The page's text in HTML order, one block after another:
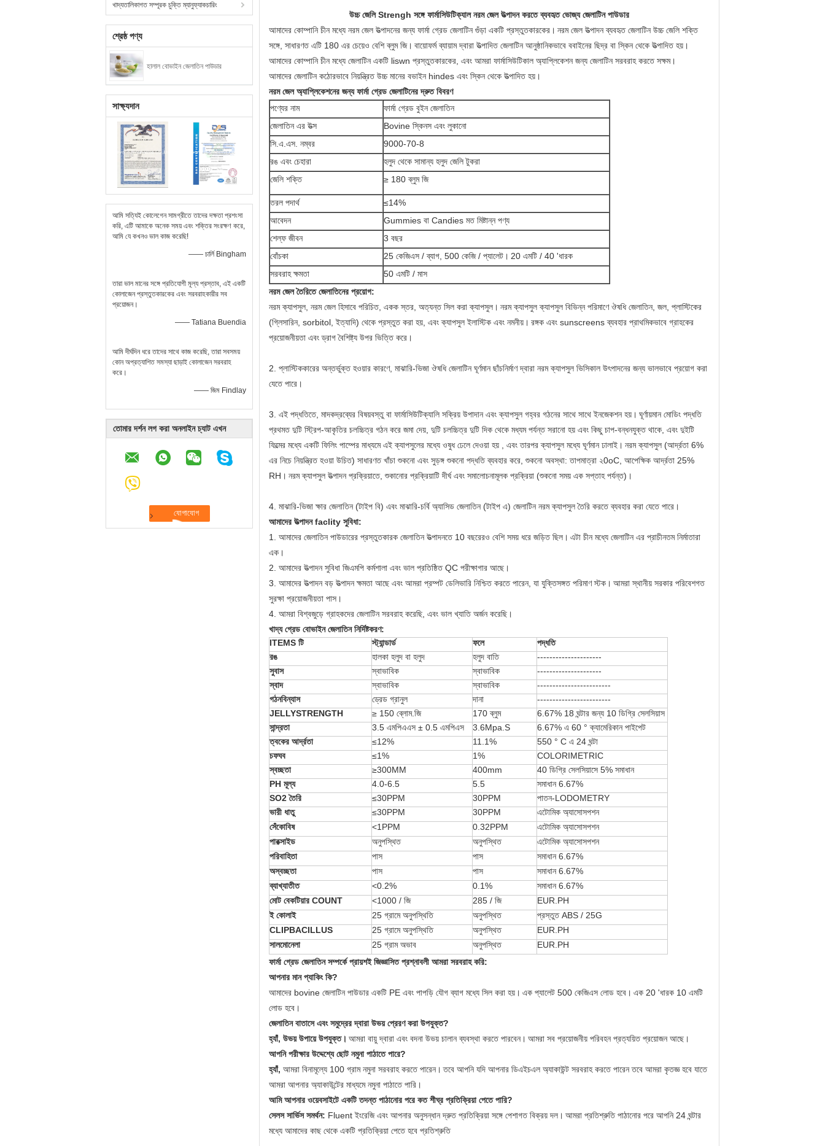
খাদ্যতালিকাগত সম্পূরক চুক্তি ম্যানুফ্যাকচারিং
শ্রেষ্ঠ পণ্য
হালাল বোভাইন জেলাতিন পাউডার
সাক্ষ্যদান
আমি সত্যিই কোলেগেন সামগ্রীতে তাদের দক্ষতা প্রশংসা
করি, এটি আমাকে অনেক সময় এবং শক্তির সংরক্ষণ করে,
আমি যে কখনও ভাল কাজ করেছি!
—— চার্লি Bingham
তারা ভাল মানের সঙ্গে প্রতিযোগী মূল্য প্রস্তাব, এই একটি
কোলাজেন প্রস্তুতকারকের এবং সরবরাহকারীর সব
প্রয়োজন।
—— Tatiana Buendia
আমি দীর্ঘদিন ধরে তাদের সাথে কাজ করেছি, তারা সবসময়
কোন অপ্রত্যাশিত সমস্যা ছাড়াই কোলাজেন সরবরাহ
করে।
—— জিম Findlay
তোমার দর্শন লগ করা অনলাইন চ্যাট এখন
উচ্চ জেলি Strengh সঙ্গে ফার্মাসিউটিক্যাল নরম জেল উত্পাদন করতে ব্যবহৃত ভোজ্য জেলাটিন পাউডার
আমাদের কোম্পানি চীন মধ্যে নরম জেল উত্পাদনের জন্য ফার্মা গ্রেড জেলাটিন গুঁড়া একটি প্রস্তুতকারকের। নরম জেল উত্পাদন ব্যবহৃত জেলাটিন উচ্চ জেলি শক্তি
সঙ্গে, সাধারণত এটি 180 এর চেয়েও বেশি ব্লুম জি। বায়োফর্ম ব্যায়াম দ্বারা উত্পাদিত জেলাটিন আনুষ্ঠানিকভাবে ববাইনের ছিদ্র বা স্কিন থেকে উত্পাদিত হয়।
আমাদের কোম্পানি চীন মধ্যে জেলাটিন একটি liswn প্রস্তুতকারকের, এবং আমরা ফার্মাসিউটিকাল অ্যাপ্লিকেশন জন্য জেলাটিন সরবরাহ করতে সক্ষম।
আমাদের জেলাটিন কঠোরভাবে নিয়ন্ত্রিত উচ্চ মানের বভাইন hindes এবং স্কিন থেকে উত্পাদিত হয়।
নরম জেল অ্যাপ্লিকেশনের জন্য ফার্মা গ্রেড জেলাটিনের দ্রুত বিবরণ
পণ্যের নাম
ফার্মা গ্রেড বুইন জেলাতিন
জেলাতিন এর উত্স
Bovine স্কিনস এবং লুকানো
সি.এ.এস. নম্বর
9000-70-8
রঙ এবং চেহারা
হলুদ থেকে সামান্য হলুদ জেলি টুকরা
জেলি শক্তি
≥ 180 ব্লুম জি
তরল পদার্থ
≤14%
আবেদন
Gummies বা Candies মত মিষ্টান্ন পণ্য
শেল্ফ জীবন
3 বছর
বোঁচকা
25 কেজিএস / ব্যাগ, 500 কেজি / প্যালেট। 20 এমটি / 40 'ধারক
সরবরাহ ক্ষমতা
50 এমটি / মাস
নরম জেল তৈরিতে জেলাতিনের প্রয়োগ:
নরম ক্যাপসুল, নরম জেল হিসাবে পরিচিত, একক স্তর, অত্যন্ত সিল করা ক্যাপসুল। নরম ক্যাপসুল ক্যাপসুল বিভিন্ন পরিমাণে ঔষধি জেলাতিন, জল, প্লাস্টিকের
(গ্লিসারিন, sorbitol, ইত্যাদি) থেকে প্রস্তুত করা হয়, এবং ক্যাপসুল ইলাস্টিক এবং নমনীয়। রঙ্গক এবং sunscreens ব্যবহার প্রাথমিকভাবে গ্রাহকের
প্রয়োজনীয়তা এবং ড্রাগ বৈশিষ্ট্য উপর ভিত্তি করে।
2. প্লাস্টিককারের অন্তর্ভুক্ত হওয়ার কারণে, মাঝারি-ভিজা ঔষধি জেলাটিন ঘূর্ণমান ছাঁচনির্মাণ দ্বারা নরম ক্যাপসুল ভিসিকাল উৎপাদনের জন্য ভালভাবে প্রয়োগ করা
যেতে পারে।
3. এই পদ্ধতিতে, মাদকদ্রব্যের বিষয়বস্তু বা ফার্মাসিউটিক্যালি সক্রিয় উপাদান এবং ক্যাপসুল গহ্বর গঠনের সাথে সাথে ইনজেকশন হয়। ঘূর্ণায়মান মোডিং পদ্ধতি
প্রথমত দুটি স্ট্রিপ-আকৃতির চলচ্চিত্র গঠন করে জমা দেয়, দুটি চলচ্চিত্র দুটি দিক থেকে মধ্যম পর্যন্ত সরানো হয় এবং কিছু চাপ-বন্ধনযুক্ত থাকে, এবং দুইটি
ফিল্মের মধ্যে একটি ফিলিং পাম্পের মাধ্যমে এই ক্যাপসুলের মধ্যে ওষুধ ঢেলে দেওয়া হয় , এবং তারপর ক্যাপসুল মধ্যে ঘূর্ণমান ঢালাই। নরম ক্যাপসুল (আর্দ্রতা 6%
এর নিচে নিয়ন্ত্রিত হওয়া উচিত) সাধারণত খাঁচা শুকনো এবং সুড়ঙ্গ শুকনো পদ্ধতি ব্যবহার করে, শুকনো অবস্থা: তাপমাত্রা ২0oC, আপেক্ষিক আর্দ্রতা 25%
RH। নরম ক্যাপসুল উত্পাদন প্রক্রিয়াতে, শুকানোর প্রক্রিয়াটি দীর্ঘ এবং সমালোচনামূলক প্রক্রিয়া (শুকনো সময় এক সপ্তাহ পর্যন্ত)।
4. মাঝারি-ভিজা ক্ষার জেলাতিন (টাইপ বি) এবং মাঝারি-চর্বি অ্যাসিড জেলাতিন (টাইপ এ) জেলাটিন নরম ক্যাপসুল তৈরি করতে ব্যবহার করা যেতে পারে।
আমাদের উত্পাদন faclity সুবিধা:
1. আমাদের জেলাতিন পাউডারের প্রস্তুতকারক জেলাতিন উত্পাদনতে 10 বছরেরও বেশি সময় ধরে জড়িত ছিল। এটা চীন মধ্যে জেলাটিন এর প্রাচীনতম নির্মাতারা
এক।
2. আমাদের উত্পাদন সুবিধা জিএমপি কর্মশালা এবং ভাল প্রতিষ্ঠিত QC পরীক্ষাগার আছে।
3. আমাদের উত্পাদন বড় উত্পাদন ক্ষমতা আছে এবং আমরা প্রম্পট ডেলিভারি নিশ্চিত করতে পারেন, যা যুক্তিসঙ্গত পরিমাণ স্টক। আমরা স্থানীয় সরকার পরিবেশগত
সুরক্ষা প্রয়োজনীয়তা পাস।
4. আমরা বিশ্বজুড়ে গ্রাহকদের জেলাটিন সরবরাহ করেছি, এবং ভাল খ্যাতি অর্জন করেছি।
খাদ্য গ্রেড বোভাইন জেলাতিন নির্দিষ্টকরণ:
ITEMS টি
স্ট্যান্ডার্ড ফলে
পদ্ধতি
রঙ
হালকা হলুদ বা হলুদ হলুদ বাতি
---------------------
সুবাস
স্বাভাবিক স্বাভাবিক
---------------------
স্বাদ
স্বাভাবিক স্বাভাবিক
------------------------
গঠনবিন্যাস
ড্রেড গ্রানুল দানা
------------------------
JELLYSTRENGTH
≥ 150 ব্লোম.জি 170 ব্লুম
6.67% 18 ঘন্টার জন্য 10 ডিগ্রি সেলসিয়াস
সান্দ্রতা
3.5 এমপিএএস ± 0.5 এমপিএস 3.6Mpa.S
6.67% এ 60 ° ক্যামেরিকান পাইপেট
ত্বকের আর্দ্রতা
≤12% 11.1%
550 ° C এ 24 ঘন্টা
চফঘব
≤1% 1%
COLORIMETRIC
স্বচ্ছতা
≥300MM 400mm
40 ডিগ্রি সেলসিয়াসে 5% সমাধান
PH মূল্য
4.0-6.5 5.5
সমাধান 6.67%
SO2 তৈরি
≤30PPM 30PPM
পাতন-LODOMETRY
ভারী ধাতু
≤30PPM 30PPM
এটোমিক অ্যাসোসপশন
সেঁকোবিষ
<1PPM 0.32PPM
এটোমিক অ্যাসোসপশন
পারক্সাইড
অনুপস্থিত অনুপস্থিত
এটোমিক অ্যাসোসপশন
পরিবাহিতা
পাস পাস
সমাধান 6.67%
অস্বচ্ছতা
পাস পাস
সমাধান 6.67%
ব্যাখ্যাতীত
<0.2% 0.1%
সমাধান 6.67%
মোট বেকটিয়ার COUNT
<1000 / জি 285 / জি
EUR.PH
ই কোলাই
25 গ্রামে অনুপস্থিতি অনুপস্থিত
প্রস্তুত ABS / 25G
CLIPBACILLUS
25 গ্রামে অনুপস্থিতি অনুপস্থিত
EUR.PH
সালমোনেলা
25 গ্রাম অভাব অনুপস্থিত
EUR.PH
ফার্মা গ্রেড জেলাতিন সম্পর্কে প্রায়শই জিজ্ঞাসিত প্রশ্নাবলী আমরা সরবরাহ করি:
আপনার মান প্যাকিং কি?
আমাদের bovine জেলাটিন পাউডার একটি PE এবং পাপড়ি যৌগ ব্যাগ মধ্যে সিল করা হয়। এক প্যালেট 500 কেজিএস লোড হবে। এক 20 'ধারক 10 এমটি
লোড হবে।
জেলাতিন বাতাসে এবং সমুদ্রের দ্বারা উভয় প্রেরণ করা উপযুক্ত?
হ্যাঁ, উভয় উপায়ে উপযুক্ত। আমরা বায়ু দ্বারা এবং বদনা উভয় চালান ব্যবস্থা করতে পারবেন। আমরা সব প্রয়োজনীয় পরিবহন প্রত্যয়িত প্রয়োজন আছে।
আপনি পরীক্ষার উদ্দেশ্যে ছোট নমুনা পাঠাতে পারে?
হ্যাঁ, আমরা বিনামূল্যে 100 গ্রাম নমুনা সরবরাহ করতে পারেন। তবে আপনি যদি আপনার ডিএইচএল অ্যাকাউন্ট সরবরাহ করতে পারেন তবে আমরা কৃতজ্ঞ হবে যাতে
আমরা আপনার অ্যাকাউন্টের মাধ্যমে নমুনা পাঠাতে পারি।
আমি আপনার ওয়েবসাইটে একটি তদন্ত পাঠানোর পরে কত শীঘ্র প্রতিক্রিয়া পেতে পারি?
সেলস সার্ভিস সমর্থন: Fluent ইংরেজি এবং আপনার অনুসন্ধান দ্রুত প্রতিক্রিয়া সঙ্গে পেশাগত বিক্রয় দল। আমরা প্রতিশ্রুতি পাঠানোর পরে আপনি 24 ঘন্টার
মধ্যে আমাদের কাছ থেকে একটি প্রতিক্রিয়া পেতে হবে প্রতিশ্রুতি